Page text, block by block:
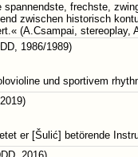
frechste,
zwischen historisch
(A.Csampai, stereoplay,
1986/1989)
und sportivem
er [Šulić] betörende